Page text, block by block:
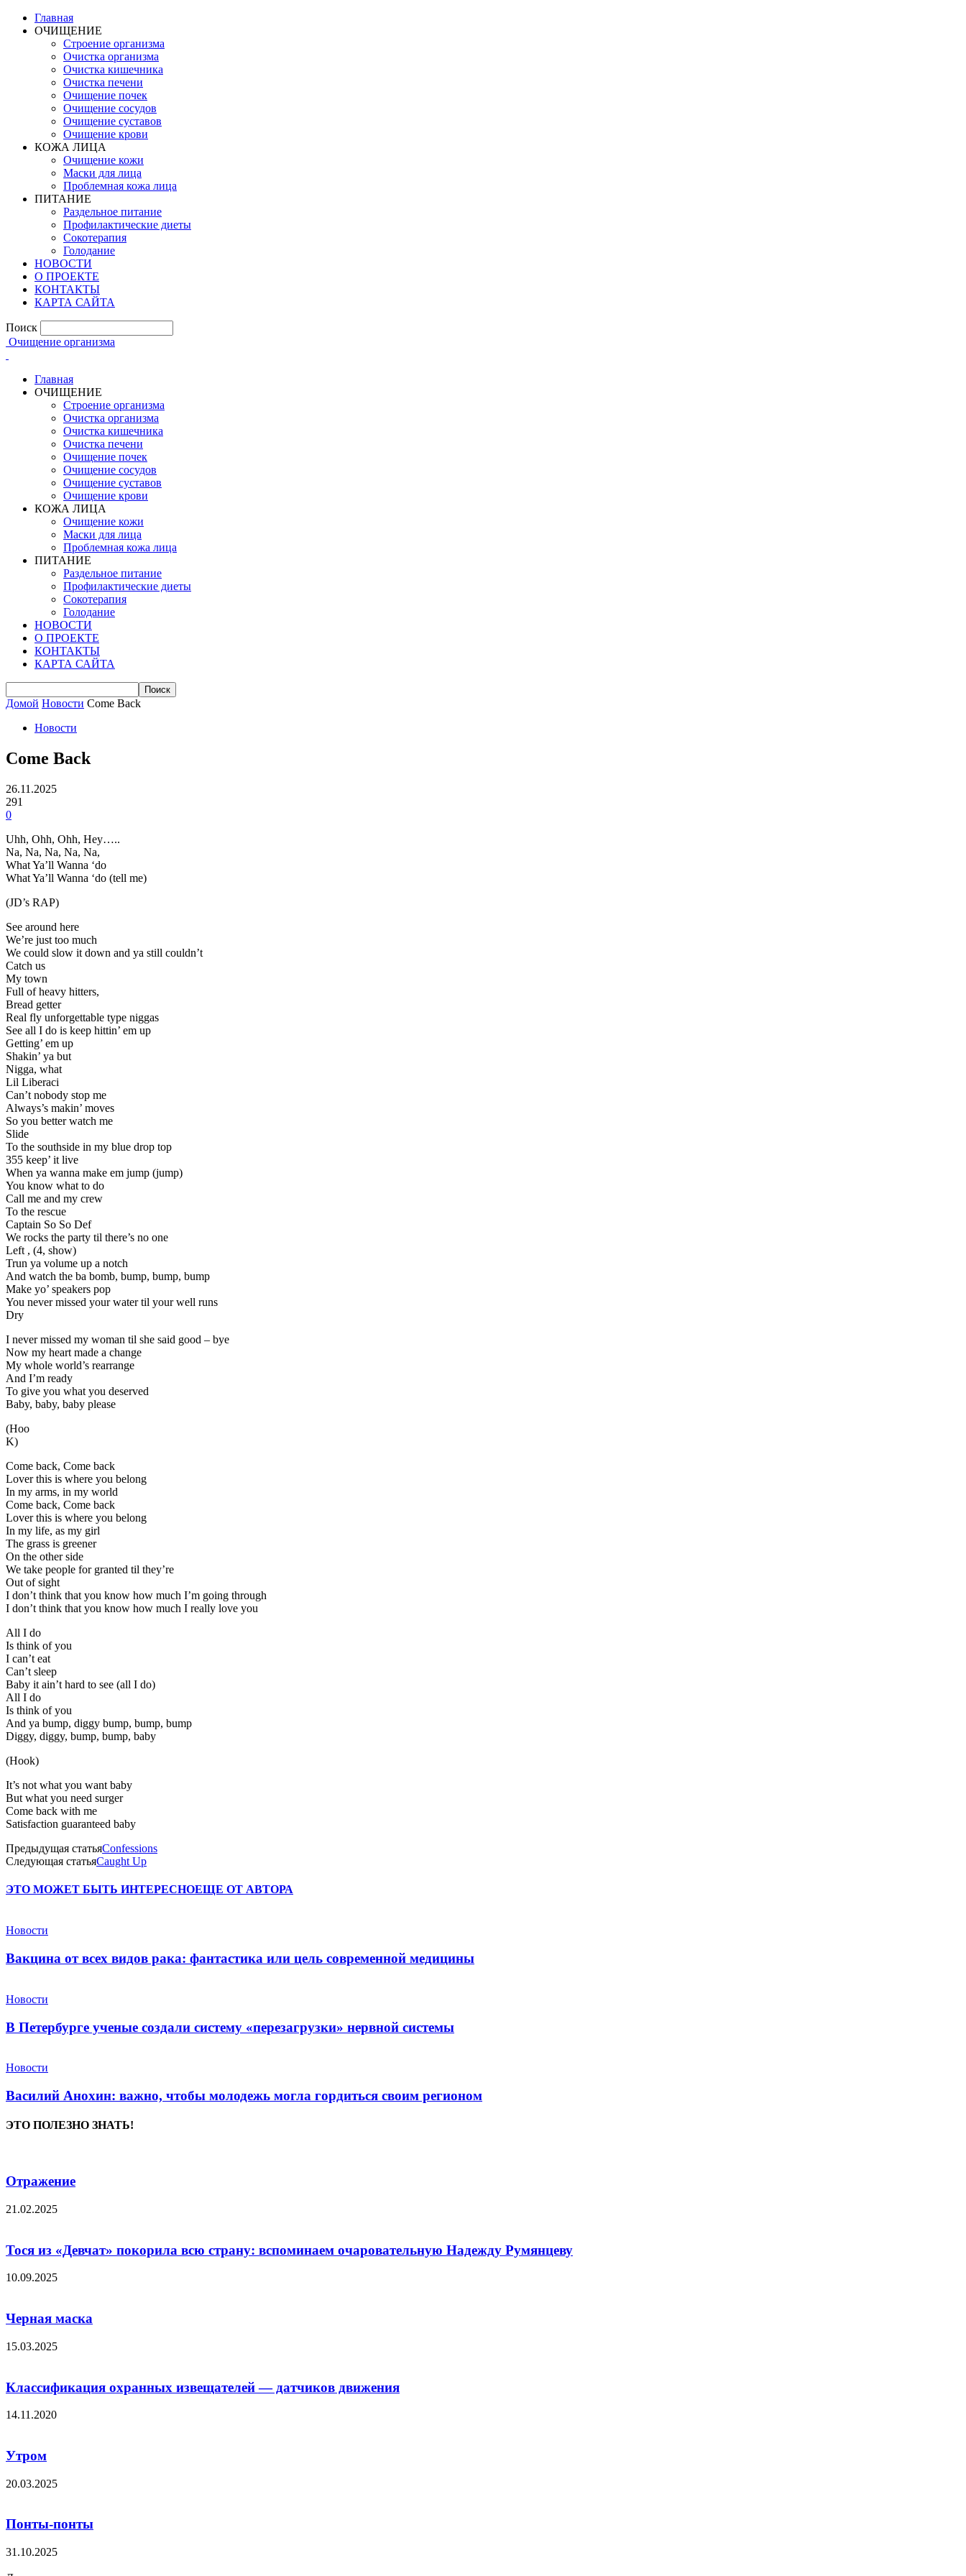
Главная
ОЧИЩЕНИЕ
Строение организма
Очистка организма
Очистка кишечника
Очистка печени
Очищение почек
Очищение сосудов
Очищение суставов
Очищение крови
КОЖА ЛИЦА
Очищение кожи
Маски для лица
Проблемная кожа лица
ПИТАНИЕ
Раздельное питание
Профилактические диеты
Сокотерапия
Голодание
НОВОСТИ
О ПРОЕКТЕ
КОНТАКТЫ
КАРТА САЙТА
Поиск
Очищение организма
Главная
ОЧИЩЕНИЕ
Строение организма
Очистка организма
Очистка кишечника
Очистка печени
Очищение почек
Очищение сосудов
Очищение суставов
Очищение крови
КОЖА ЛИЦА
Очищение кожи
Маски для лица
Проблемная кожа лица
ПИТАНИЕ
Раздельное питание
Профилактические диеты
Сокотерапия
Голодание
НОВОСТИ
О ПРОЕКТЕ
КОНТАКТЫ
КАРТА САЙТА
Домой Новости Come Back
Новости
Come Back
26.11.2025
291
0
Uhh, Ohh, Ohh, Hey…..
Na, Na, Na, Na, Na,
What Ya’ll Wanna ‘do
What Ya’ll Wanna ‘do (tell me)
(JD’s RAP)
See around here
We’re just too much
We could slow it down and ya still couldn’t
Catch us
My town
Full of heavy hitters,
Bread getter
Real fly unforgettable type niggas
See all I do is keep hittin’ em up
Getting’ em up
Shakin’ ya but
Nigga, what
Lil Liberaci
Can’t nobody stop me
Always’s makin’ moves
So you better watch me
Slide
To the southside in my blue drop top
355 keep’ it live
When ya wanna make em jump (jump)
You know what to do
Call me and my crew
To the rescue
Captain So So Def
We rocks the party til there’s no one
Left , (4, show)
Trun ya volume up a notch
And watch the ba bomb, bump, bump, bump
Make yo’ speakers pop
You never missed your water til your well runs
Dry
I never missed my woman til she said good – bye
Now my heart made a change
My whole world’s rearrange
And I’m ready
To give you what you deserved
Baby, baby, baby please
(Hoo
K)
Come back, Come back
Lover this is where you belong
In my arms, in my world
Come back, Come back
Lover this is where you belong
In my life, as my girl
The grass is greener
On the other side
We take people for granted til they’re
Out of sight
I don’t think that you know how much I’m going through
I don’t think that you know how much I really love you
All I do
Is think of you
I can’t eat
Can’t sleep
Baby it ain’t hard to see (all I do)
All I do
Is think of you
And ya bump, diggy bump, bump, bump
Diggy, diggy, bump, bump, baby
(Hook)
It’s not what you want baby
But what you need surger
Come back with me
Satisfaction guaranteed baby
Предыдущая статьяConfessions
Следующая статьяCaught Up
ЭТО МОЖЕТ БЫТЬ ИНТЕРЕСНОЕЩЕ ОТ АВТОРА
Новости
Вакцина от всех видов рака: фантастика или цель современной медицины
Новости
В Петербурге ученые создали систему «перезагрузки» нервной системы
Новости
Василий Анохин: важно, чтобы молодежь могла гордиться своим регионом
ЭТО ПОЛЕЗНО ЗНАТЬ!
Отражение
21.02.2025
Тося из «Девчат» покорила всю страну: вспоминаем очаровательную Надежду Румянцеву
10.09.2025
Черная маска
15.03.2025
Классификация охранных извещателей — датчиков движения
14.11.2020
Утром
20.03.2025
Понты-понты
31.10.2025